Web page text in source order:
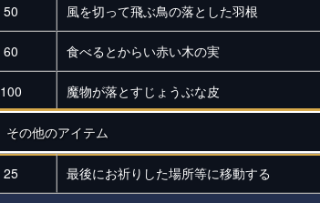
50 風を切って飛ぶ鳥の落とした羽根
60 食べるとからい赤い木の実
100 魔物が落とすじょうぶな皮
その他のアイテム
25 最後にお祈りした場所等に移動する